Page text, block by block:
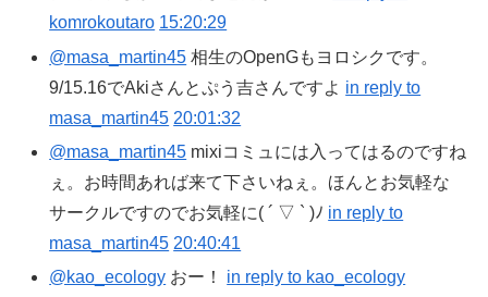
komrokoutaro 15:20:29
@masa_martin45 相生のOpenGもヨロシクです。
9/15.16でAkiさんとぷう吉さんですよ in reply to
masa_martin45 20:01:32
@masa_martin45 mixiコミュには入ってはるのですね
ぇ。お時間あれば来て下さいねぇ。ほんとお気軽な
サークルですのでお気軽に( ´ ▽ ` )ﾉ in reply to
masa_martin45 20:40:41
@kao_ecology おー！ in reply to kao_ecology